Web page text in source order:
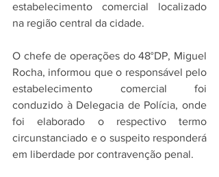
estabelecimento comercial localizado
na região central da cidade.
O chefe de operações do 48°DP, Miguel
Rocha, informou que o responsável pelo
estabelecimento comercial foi
conduzido à Delegacia de Polícia, onde
foi elaborado o respectivo termo
circunstanciado e o suspeito responderá
em liberdade por contravenção penal.